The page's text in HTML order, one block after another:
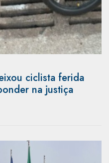
ciclista ferida
na justiça